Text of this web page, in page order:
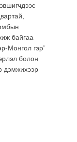
байгаа
Монгол гэр”
болон
дэмжихээр